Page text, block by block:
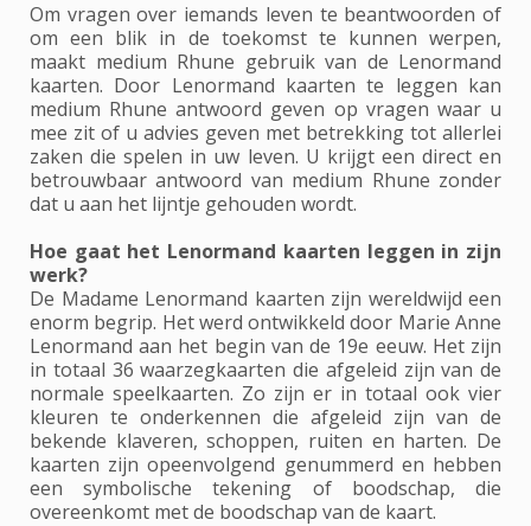
Om vragen over iemands leven te beantwoorden of
om een blik in de toekomst te kunnen werpen,
maakt medium Rhune gebruik van de Lenormand
kaarten. Door Lenormand kaarten te leggen kan
medium Rhune antwoord geven op vragen waar u
mee zit of u advies geven met betrekking tot allerlei
zaken die spelen in uw leven. U krijgt een direct en
betrouwbaar antwoord van medium Rhune zonder
dat u aan het lijntje gehouden wordt.
Hoe gaat het Lenormand kaarten leggen in zijn
werk?
De Madame Lenormand kaarten zijn wereldwijd een
enorm begrip. Het werd ontwikkeld door Marie Anne
Lenormand aan het begin van de 19e eeuw. Het zijn
in totaal 36 waarzegkaarten die afgeleid zijn van de
normale speelkaarten. Zo zijn er in totaal ook vier
kleuren te onderkennen die afgeleid zijn van de
bekende klaveren, schoppen, ruiten en harten. De
kaarten zijn opeenvolgend genummerd en hebben
een symbolische tekening of boodschap, die
overeenkomt met de boodschap van de kaart.